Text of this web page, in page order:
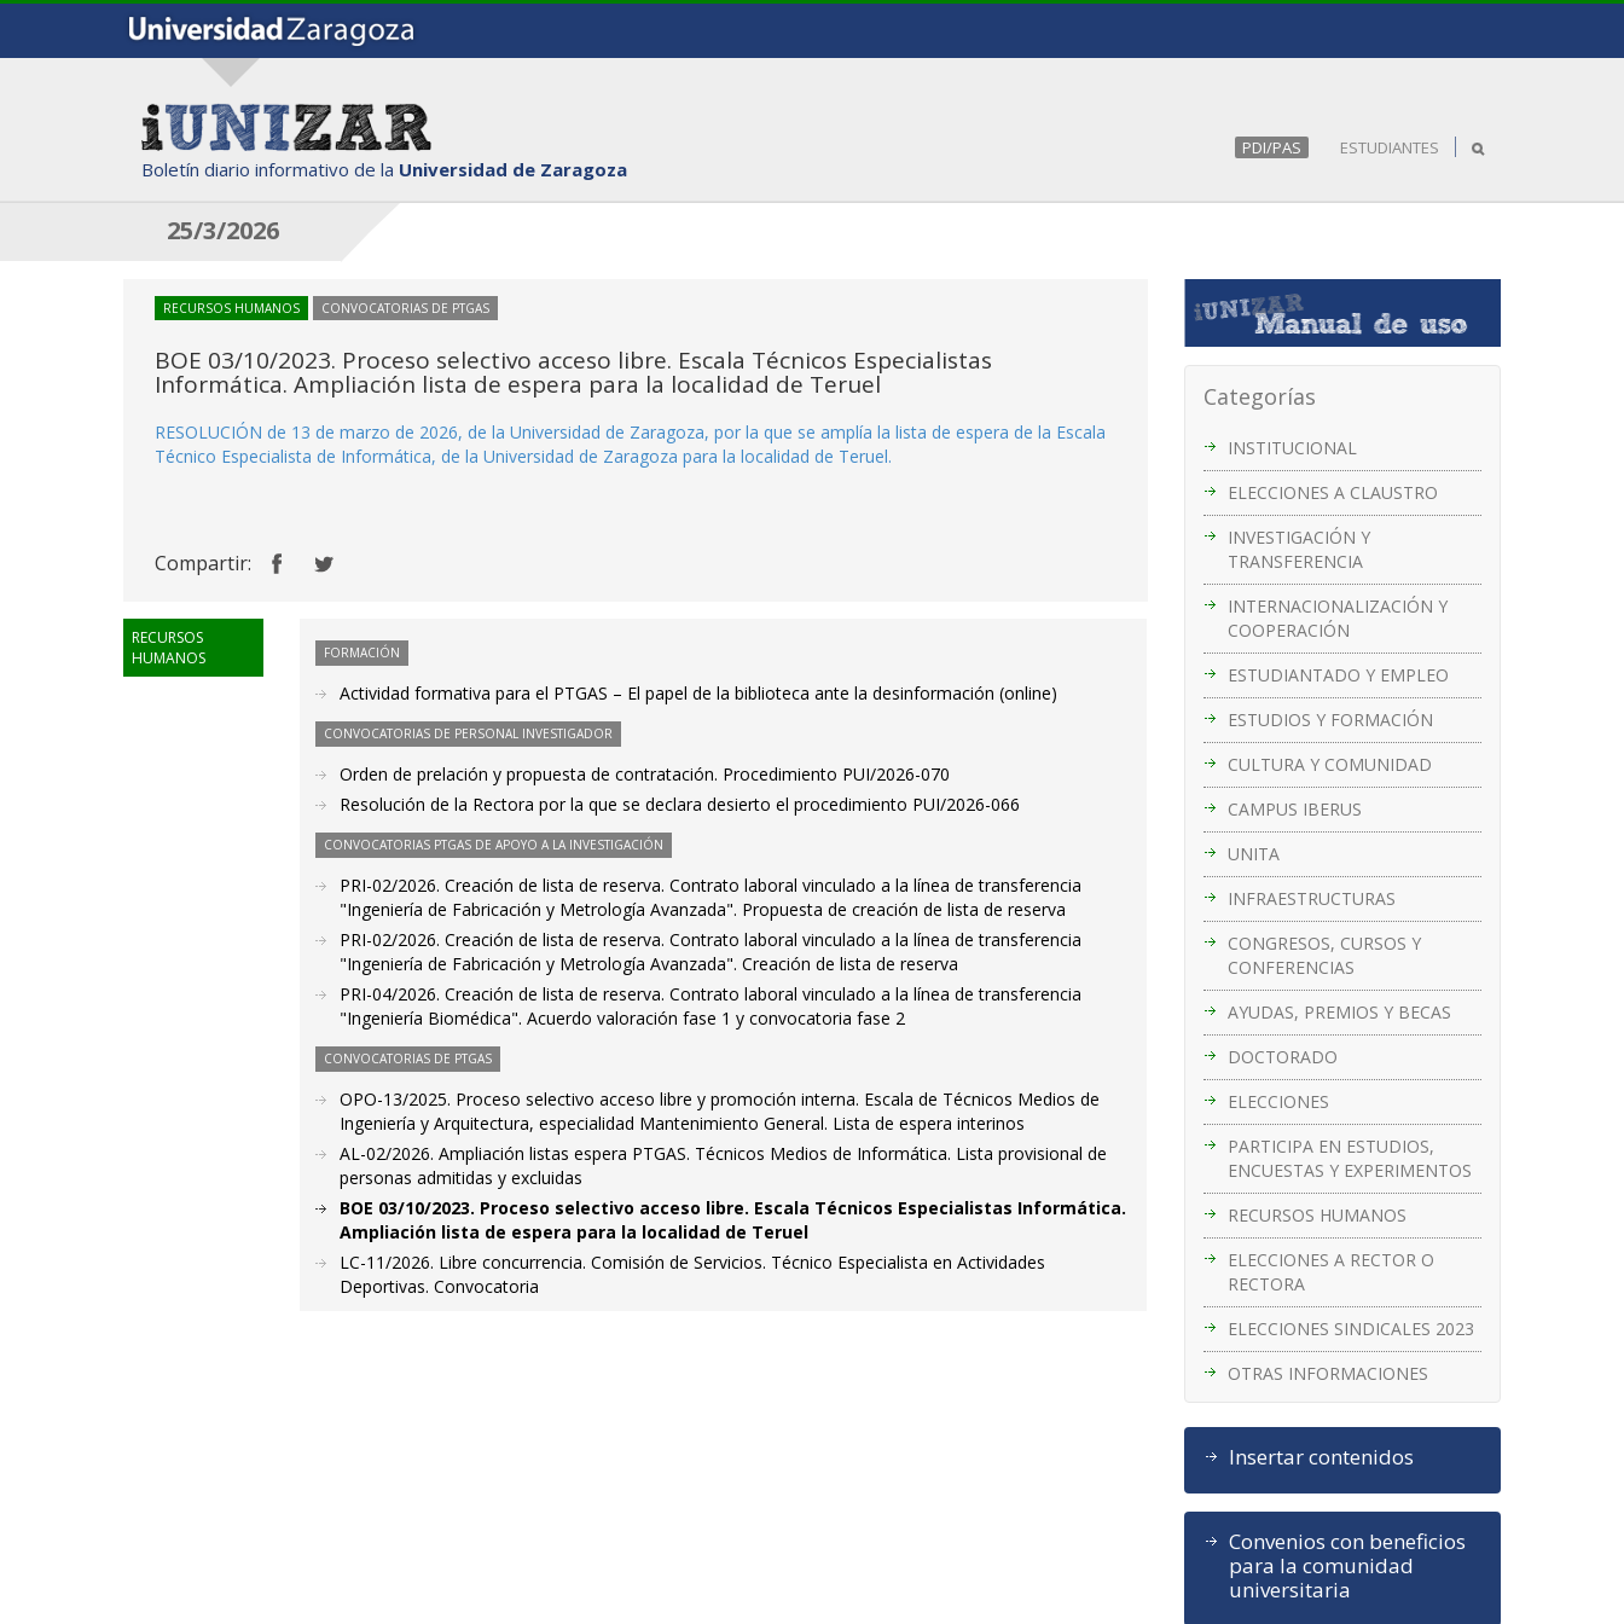
Boletín diario informativo de la Universidad de Zaragoza
PDI/PAS ESTUDIANTES
25/3/2026
Categorías
INSTITUCIONAL
ELECCIONES A CLAUSTRO
INVESTIGACIÓN Y
TRANSFERENCIA
INTERNACIONALIZACIÓN Y
COOPERACIÓN
ESTUDIANTADO Y EMPLEO
ESTUDIOS Y FORMACIÓN
CULTURA Y COMUNIDAD
CAMPUS IBERUS
UNITA
INFRAESTRUCTURAS
CONGRESOS, CURSOS Y
CONFERENCIAS
AYUDAS, PREMIOS Y BECAS
DOCTORADO
ELECCIONES
PARTICIPA EN ESTUDIOS,
ENCUESTAS Y EXPERIMENTOS
RECURSOS HUMANOS
ELECCIONES A RECTOR O
RECTORA
ELECCIONES SINDICALES 2023
OTRAS INFORMACIONES
Insertar contenidos
Convenios con beneficios
para la comunidad
universitaria
RECURSOS HUMANOS CONVOCATORIAS DE PTGAS
BOE 03/10/2023. Proceso selectivo acceso libre. Escala Técnicos Especialistas
Informática. Ampliación lista de espera para la localidad de Teruel
RESOLUCIÓN de 13 de marzo de 2026, de la Universidad de Zaragoza, por la que se amplía la lista de espera de la Escala
Técnico Especialista de Informática, de la Universidad de Zaragoza para la localidad de Teruel.
Compartir:
RECURSOS
HUMANOS
FORMACIÓN
Actividad formativa para el PTGAS – El papel de la biblioteca ante la desinformación (online)
CONVOCATORIAS DE PERSONAL INVESTIGADOR
Orden de prelación y propuesta de contratación. Procedimiento PUI/2026-070
Resolución de la Rectora por la que se declara desierto el procedimiento PUI/2026-066
CONVOCATORIAS PTGAS DE APOYO A LA INVESTIGACIÓN
PRI-02/2026. Creación de lista de reserva. Contrato laboral vinculado a la línea de transferencia
"Ingeniería de Fabricación y Metrología Avanzada". Propuesta de creación de lista de reserva
PRI-02/2026. Creación de lista de reserva. Contrato laboral vinculado a la línea de transferencia
"Ingeniería de Fabricación y Metrología Avanzada". Creación de lista de reserva
PRI-04/2026. Creación de lista de reserva. Contrato laboral vinculado a la línea de transferencia
"Ingeniería Biomédica". Acuerdo valoración fase 1 y convocatoria fase 2
CONVOCATORIAS DE PTGAS
OPO-13/2025. Proceso selectivo acceso libre y promoción interna. Escala de Técnicos Medios de
Ingeniería y Arquitectura, especialidad Mantenimiento General. Lista de espera interinos
AL-02/2026. Ampliación listas espera PTGAS. Técnicos Medios de Informática. Lista provisional de
personas admitidas y excluidas
BOE 03/10/2023. Proceso selectivo acceso libre. Escala Técnicos Especialistas Informática.
Ampliación lista de espera para la localidad de Teruel
LC-11/2026. Libre concurrencia. Comisión de Servicios. Técnico Especialista en Actividades
Deportivas. Convocatoria